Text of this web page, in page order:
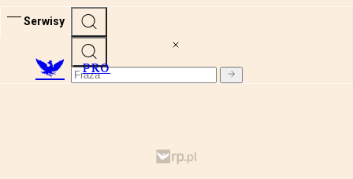
Serwisy
PRO